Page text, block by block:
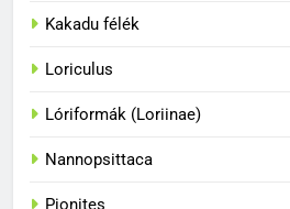
Kakadu félék
Loriculus
Lóriformák (Loriinae)
Nannopsittaca
33
A
fogságban